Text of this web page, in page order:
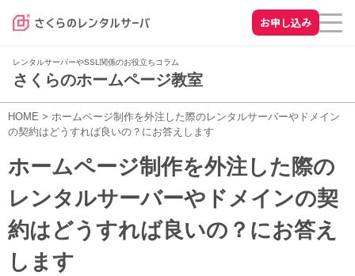
お申し込み
レンタルサーバーやSSL関係のお役立ちコラム
さくらのホームページ教室
HOME > ホームページ制作を外注した際のレンタルサーバーやドメイン
の契約はどうすれば良いの？にお答えします
ホームページ制作を外注した際の
レンタルサーバーやドメインの契
約はどうすれば良いの？にお答え
します